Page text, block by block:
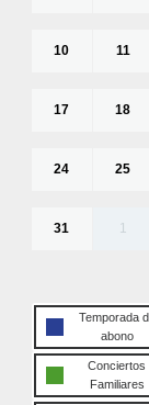
10 11
17 18
24 25
31 1
Temporada
abono
Conciertos
Familiares